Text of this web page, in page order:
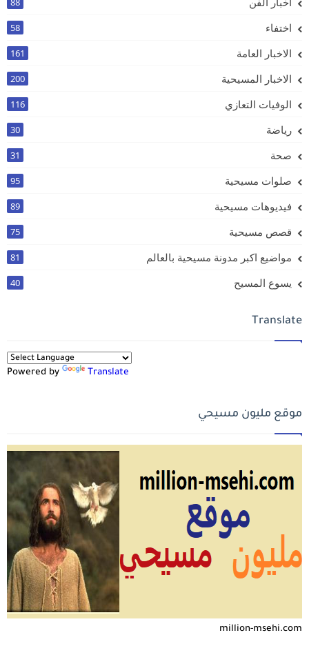
اختفاء 58
الاخبار العامة 161
الاخبار المسيحية 200
الوفيات التعازي 116
رياضة 30
صحة 31
صلوات مسيحية 95
فيديوهات مسيحية 89
قصص مسيحية 75
مواضيع اكبر مدونة مسيحية بالعالم 81
يسوع المسيح 40
Translate
Powered by Translate
موقع مليون مسيحي
million-msehi.com